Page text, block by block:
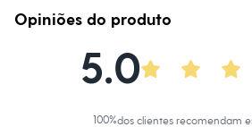
Saídas de praia
Blusas e Camisetas
A gente se encontra na C&A! ❤
Informacoes gerais:
Tipo de Cabelo: Todos os tipos de
Marcas
Ox Cosméticos
Opiniões do produto
5.0
100%dos clientes recomendam